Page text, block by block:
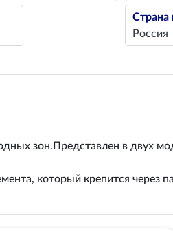
Страна
Россия
зон.Представлен в двух
который крепится через